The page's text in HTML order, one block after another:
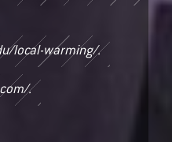
local-warming/.
.